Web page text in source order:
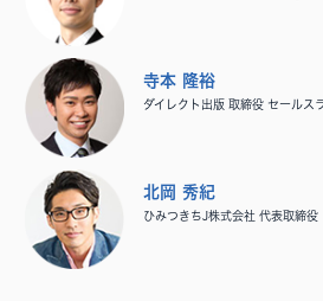
寺本 隆裕
ダイレクト出版 取締役 セールス
北岡 秀紀
ひみつきちJ株式会社 代表取締役